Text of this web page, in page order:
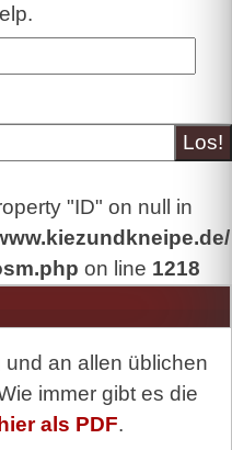
"ID" on null in
on line 1218
an allen üblichen
immer gibt es die
hier als PDF.